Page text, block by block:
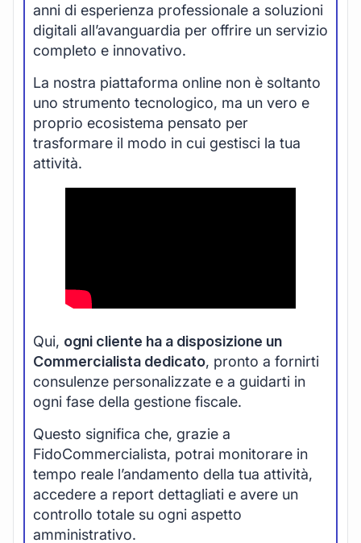
anni di esperienza professionale a soluzioni
digitali all’avanguardia per offrire un servizio
completo e innovativo.
La nostra piattaforma online non è soltanto
uno strumento tecnologico, ma un vero e
proprio ecosistema pensato per
trasformare il modo in cui gestisci la tua
attività.
Qui, ogni cliente ha a disposizione un
Commercialista dedicato, pronto a fornirti
consulenze personalizzate e a guidarti in
ogni fase della gestione fiscale.
Questo significa che, grazie a
FidoCommercialista, potrai monitorare in
tempo reale l’andamento della tua attività,
accedere a report dettagliati e avere un
controllo totale su ogni aspetto
amministrativo.